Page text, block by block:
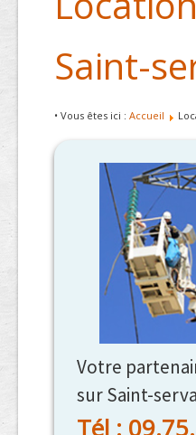
Saint-
• Vous êtes ici : Accueil
Votre
sur Saint-
Tél :